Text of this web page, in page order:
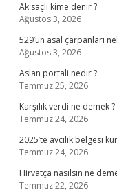
Ak saçlı kime denir ?
Ağustos 3, 2026
529’un asal çarpanları
Ağustos 3, 2026
Aslan portali nedir ?
Temmuz 25, 2026
Karşılık verdi ne demek ?
Temmuz 24, 2026
2025’te avcılık belgesi
Temmuz 24, 2026
Hirvatça nasılsın ne
Temmuz 22, 2026